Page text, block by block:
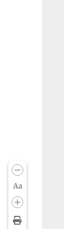
Aa